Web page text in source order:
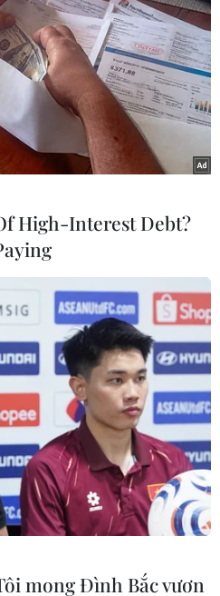
ngầm khai thác vàng và
là bất hợp pháp và hứng
dụng đầy đủ các biện
than từng khiến 73
vụ tai nạn lao động tồi tệ
.
(TTXVN/Vietnam+)
#Bang Cundinamarca
High-Interest Debt?
mong Đình Bắc vươn